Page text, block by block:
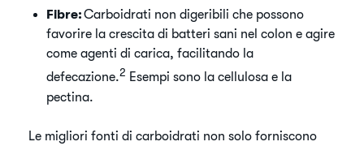
Fibre:Carboidrati non digeribili che possono
favorire la crescita di batteri sani nel colon e agire
come agenti di carica, facilitando la
defecazione.2 Esempi sono la cellulosa e la
pectina.
​Le migliori fonti di carboidrati non solo forniscono